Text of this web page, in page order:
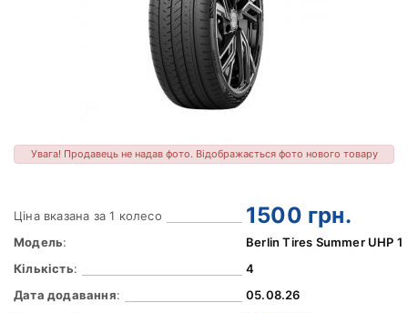
Увага! Продавець не надав фото. Відображається фото нового товару
Ціна вказана за 1 колесо 1500 грн.
Модель:
Berlin Tires Summer UHP 1
Кількість:
4
Дата додавання:
05.08.26